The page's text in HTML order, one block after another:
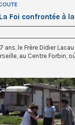
Foi confrontée à
ans, le Frère Didier
au Centre Forbin,